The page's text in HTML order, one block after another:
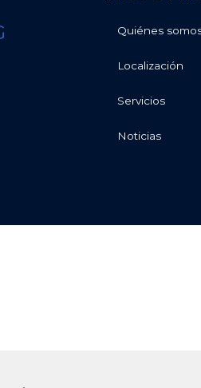
Quiénes
Localización
Servicios
Noticias